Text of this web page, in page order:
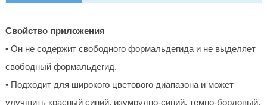
Свойство приложения
• Он не содержит свободного формальдегида и не выделяет
свободный формальдегид.
• Подходит для широкого цветового диапазона и может
улучшить красный синий. изумрудно-синий. темно-бордовый.